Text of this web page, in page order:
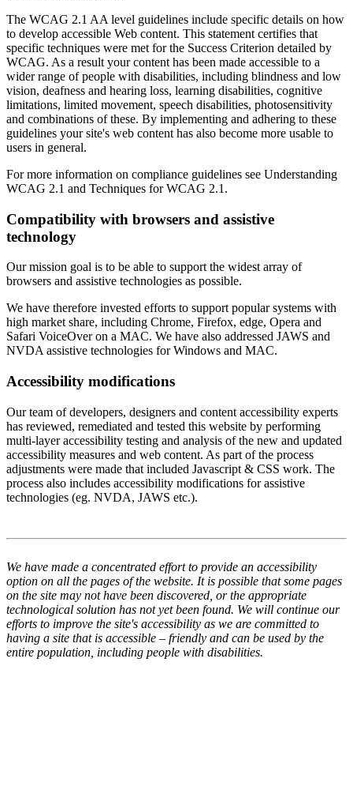
The WCAG 2.1 AA level guidelines include specific details on how
to develop accessible Web content. This statement certifies that
specific techniques were met for the Success Criterion detailed by
WCAG. As a result your content has been made accessible to a
wider range of people with disabilities, including blindness and low
vision, deafness and hearing loss, learning disabilities, cognitive
limitations, limited movement, speech disabilities, photosensitivity
and combinations of these. By implementing and adhering to these
guidelines your site's web content has also become more usable to
users in general.
For more information on compliance guidelines see Understanding
WCAG 2.1 and Techniques for WCAG 2.1.
Compatibility with browsers and assistive
technology
Our mission goal is to be able to support the widest array of
browsers and assistive technologies as possible.
We have therefore invested efforts to support popular systems with
high market share, including Chrome, Firefox, edge, Opera and
Safari VoiceOver on a MAC. We have also addressed JAWS and
NVDA assistive technologies for Windows and MAC.
Accessibility modifications
Our team of developers, designers and content accessibility experts
has reviewed, remediated and tested this website by performing
multi-layer accessibility testing and analysis of the new and updated
accessibility measures and web content. As part of the process
adjustments were made that included Javascript & CSS work. The
process also includes accessibility modifications for assistive
technologies (eg. NVDA, JAWS etc.).
We have made a concentrated effort to provide an accessibility
option on all the pages of the website. It is possible that some pages
on the site may not have been discovered, or the appropriate
technological solution has not yet been found. We will continue our
efforts to improve the site's accessibility as we are committed to
having a site that is accessible – friendly and can be used by the
entire population, including people with disabilities.